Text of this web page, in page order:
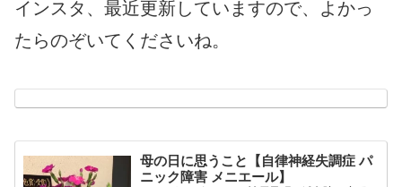
インスタ、最近更新していますので、よかっ
たらのぞいてくださいね。
母の日に思うこと【自律神経失調症 パ
ニック障害 メニエール】